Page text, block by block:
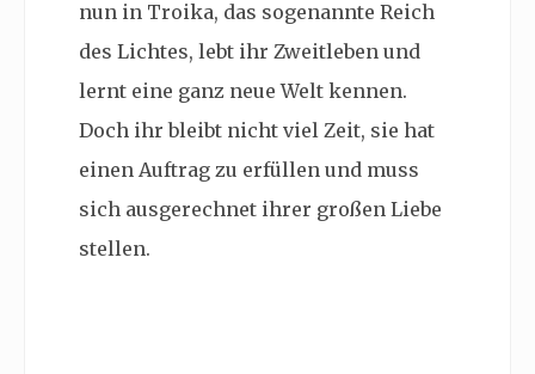
nun in Troika, das sogenannte Reich
des Lichtes, lebt ihr Zweitleben und
lernt eine ganz neue Welt kennen.
Doch ihr bleibt nicht viel Zeit, sie hat
einen Auftrag zu erfüllen und muss
sich ausgerechnet ihrer großen Liebe
stellen.